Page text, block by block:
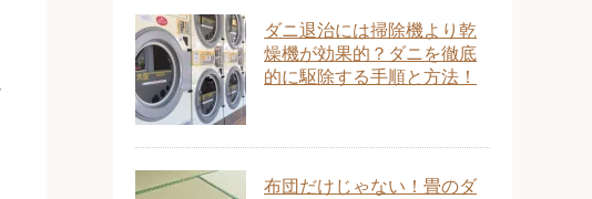
ダニ退治には掃除機より乾
燥機が効果的？ダニを徹底
的に駆除する手順と方法！
布団だけじゃない！畳のダ